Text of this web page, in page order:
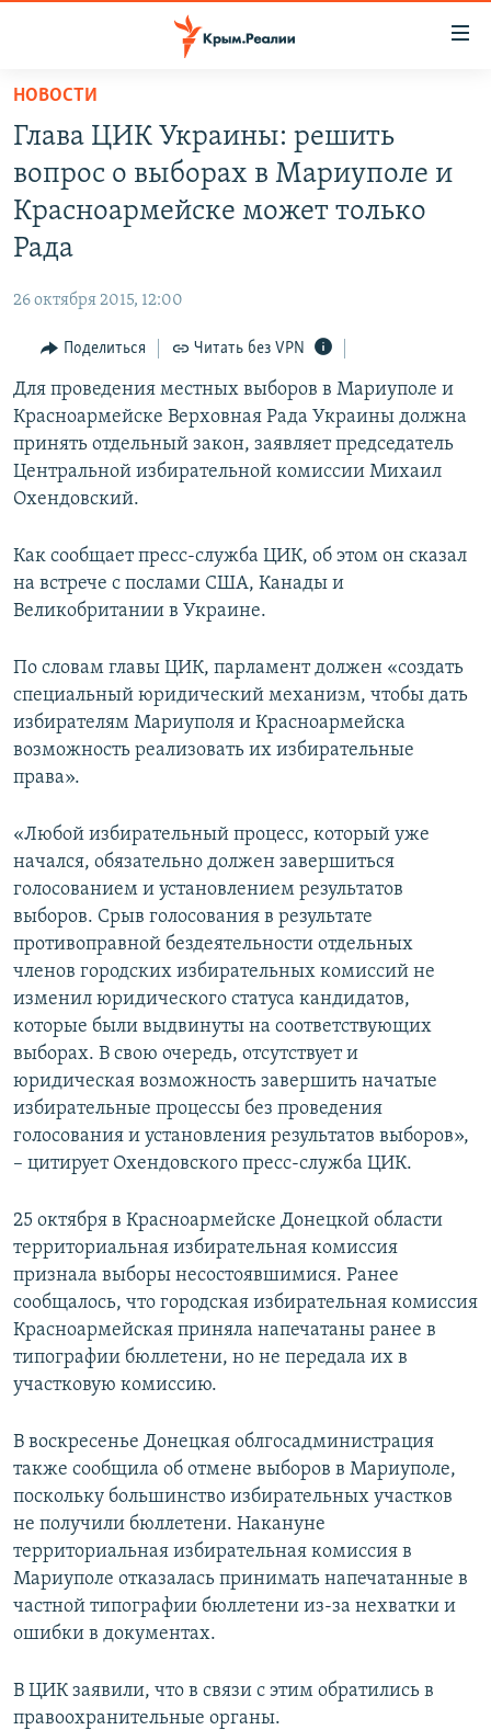
Вернуться
основному
содержанию
Вернутся
главной
Вернутся
поиску
СПЕЦПРОЕКТЫ
ВОДА
ИСТОРИЯ
ИНТЕРАКТИВ
ИНФОГРАФИКА
ТЕЛЕПРОЕКТ КРЫМ.РЕАЛИИ
СОВЕТЫ ПРАВОЗАЩИТНИКОВ
ПРОПАВШИЕ БЕЗ ВЕСТИ
ПОБЕДИТЕЛЕЙ НЕ СУДЯТ?
КРЫМ.НЕПОКОРЕННЫЙ
ELIFBE
РАДІО СВОБОДА
КАК ОБОЙТИ БЛОКИРОВКУ
Українською
Qırımtatar
ПРИСОЕДИНЯЙТЕСЬ!
Все сайты RFE/RL
НОВОСТИ
Глава ЦИК Украины: решить
вопрос о выборах в Мариуполе и
Красноармейске может только
Рада
26 октября 2015, 12:00
Поделиться Читать без VPN
Для проведения местных выборов в Мариуполе и
Красноармейске Верховная Рада Украины должна
принять отдельный закон, заявляет председатель
Центральной избирательной комиссии Михаил
Охендовский.
Как сообщает пресс-служба ЦИК, об этом он сказал
на встрече с послами США, Канады и
Великобритании в Украине.
По словам главы ЦИК, парламент должен «создать
специальный юридический механизм, чтобы дать
избирателям Мариуполя и Красноармейска
возможность реализовать их избирательные
права».
«Любой избирательный процесс, который уже
начался, обязательно должен завершиться
голосованием и установлением результатов
выборов. Срыв голосования в результате
противоправной бездеятельности отдельных
членов городских избирательных комиссий не
изменил юридического статуса кандидатов,
которые были выдвинуты на соответствующих
выборах. В свою очередь, отсутствует и
юридическая возможность завершить начатые
избирательные процессы без проведения
голосования и установления результатов выборов»,
– цитирует Охендовского пресс-служба ЦИК.
25 октября в Красноармейске Донецкой области
территориальная избирательная комиссия
признала выборы несостоявшимися. Ранее
сообщалось, что городская избирательная комиссия
Красноармейская приняла напечатаны ранее в
типографии бюллетени, но не передала их в
участковую комиссию.
В воскресенье Донецкая облгосадминистрация
также сообщила об отмене выборов в Мариуполе,
поскольку большинство избирательных участков
не получили бюллетени. Накануне
территориальная избирательная комиссия в
Мариуполе отказалась принимать напечатанные в
частной типографии бюллетени из-за нехватки и
ошибки в документах.
В ЦИК заявили, что в связи с этим обратились в
правоохранительные органы.